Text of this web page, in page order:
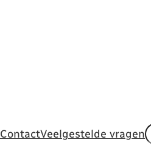
ContactVeelgestelde vragen